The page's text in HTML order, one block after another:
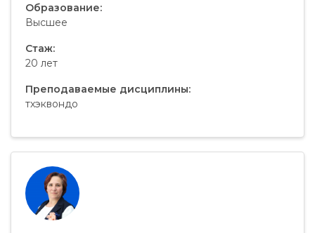
Образование:
Высшее
Стаж:
20 лет
Преподаваемые дисциплины:
тхэквондо